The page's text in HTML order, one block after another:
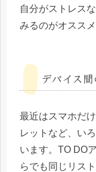
自分がストレス
みるのがオススメ
デバイス
最近はスマホだ
レットなど、い
います。TO DO
らでも同じリス